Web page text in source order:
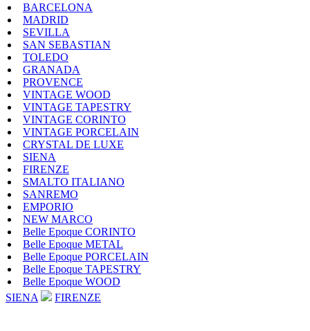
BARCELONA
MADRID
SEVILLA
SAN SEBASTIAN
TOLEDO
GRANADA
PROVENCE
VINTAGE WOOD
VINTAGE TAPESTRY
VINTAGE CORINTO
VINTAGE PORCELAIN
CRYSTAL DE LUXE
SIENA
FIRENZE
SMALTO ITALIANO
SANREMO
EMPORIO
NEW MARCO
Belle Epoque CORINTO
Belle Epoque METAL
Belle Epoque PORCELAIN
Belle Epoque TAPESTRY
Belle Epoque WOOD
SIENA
FIRENZE